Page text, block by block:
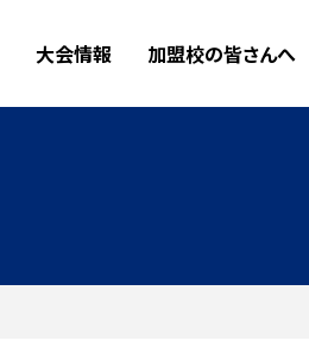
大会情報 加盟校の皆さんへ